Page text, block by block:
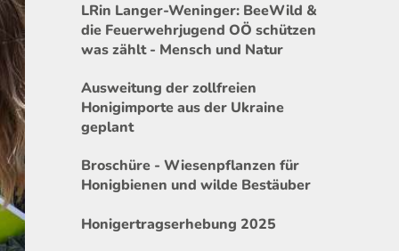
LRin Langer-Weninger: BeeWild &
die Feuerwehrjugend OÖ schützen
was zählt - Mensch und Natur
Ausweitung der zollfreien
Honigimporte aus der Ukraine
geplant
Broschüre - Wiesenpflanzen für
Honigbienen und wilde Bestäuber
Honigertragserhebung 2025